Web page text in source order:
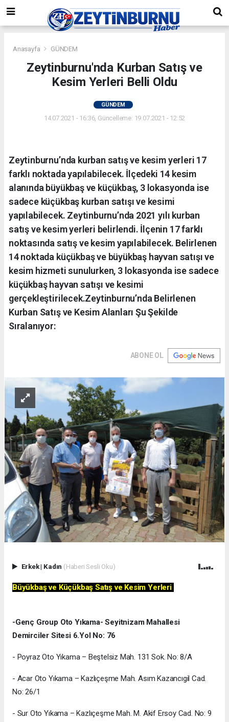
Anasayfa GÜNDEM
Zeytinburnu'nda Kurban Satış ve
Kesim Yerleri Belli Oldu
GÜNDEM
14.07.2021 - 16:36, Güncelleme: 19.07.2021 - 12:52
Zeytinburnu’nda kurban satış ve kesim yerleri 17
farklı noktada yapılabilecek. İlçedeki 14 kesim
alanında büyükbaş ve küçükbaş, 3 lokasyonda ise
sadece küçükbaş kurban satışı ve kesimi
yapılabilecek. Zeytinburnu’nda 2021 yılı kurban
satış ve kesim yerleri belirlendi. İlçenin 17 farklı
noktasında satış ve kesim yapılabilecek. Belirlenen
14 noktada küçükbaş ve büyükbaş hayvan satışı ve
kesim hizmeti sunulurken, 3 lokasyonda ise sadece
küçükbaş hayvan satışı ve kesimi
gerçekleştirilecek.Zeytinburnu’nda Belirlenen
Kurban Satış ve Kesim Alanları Şu Şekilde
Sıralanıyor:
ABONE OL
Erkek| Kadın (Haberi Sesli Oku)
Büyükbaş ve Küçükbaş Satış ve Kesim Yerleri
-Genç Group Oto Yıkama- Seyitnizam Mahallesi
Demirciler Sitesi 6.Yol No: 76
- Poyraz Oto Yıkama – Beştelsiz Mah. 131 Sok. No: 8/A
- Acar Oto Yıkama – Kazlıçeşme Mah. Asım Kazancıgil Cad.
No: 26/1
- Sur Oto Yıkama – Kazlıçeşme Mah. M. Akif Ersoy Cad. No: 9